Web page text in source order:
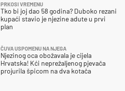
PRKOSI VREMENU
Tko bi joj dao 58 godina? Duboko rezani
kupaći stavio je njezine adute u prvi
plan
ČUVA USPOMENU NA NJEGA
Njezinog oca obožavala je cijela
Hrvatska! Kći neprežaljenog pjevača
projurila špicom na dva kotača